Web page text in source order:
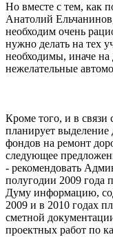
Но вместе с тем, как
Анатолий
необходим очень
нужно делать на тех
необходимы, иначе на
нежелательные
Кроме того, и в связи
планирует
фондов на ремонт
следующее
- рекомендовать
полугодии 2009 года
Думу информацию,
2009 и в 2010 годах
сметной
проектных работ по